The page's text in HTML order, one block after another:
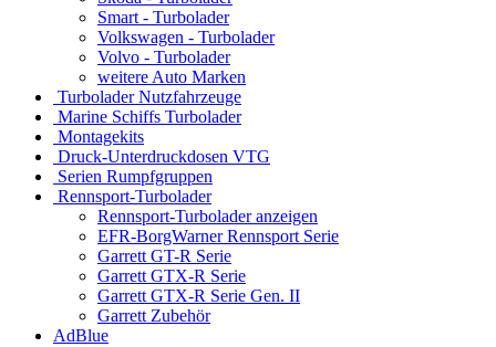
Smart - Turbolader
Volkswagen - Turbolader
Volvo - Turbolader
weitere Auto Marken
Turbolader Nutzfahrzeuge
Marine Schiffs Turbolader
Montagekits
Druck-Unterdruckdosen VTG
Serien Rumpfgruppen
Rennsport-Turbolader
Rennsport-Turbolader anzeigen
EFR-BorgWarner Rennsport Serie
Garrett GT-R Serie
Garrett GTX-R Serie
Garrett GTX-R Serie Gen. II
Garrett Zubehör
AdBlue